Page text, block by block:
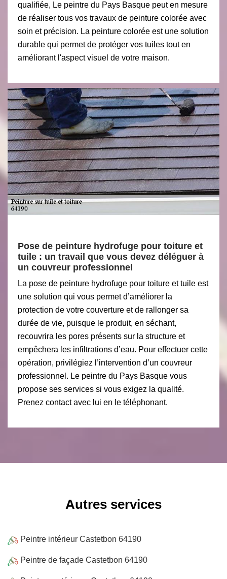
qualifiée, Le peintre du Pays Basque peut en mesure
de réaliser tous vos travaux de peinture colorée avec
soin et précision. La peinture colorée est une solution
durable qui permet de protéger vos tuiles tout en
améliorant l'aspect visuel de votre maison.
Pose de peinture hydrofuge pour toiture et
tuile : un travail que vous devez déléguer à
un couvreur professionnel
La pose de peinture hydrofuge pour toiture et tuile est
une solution qui vous permet d’améliorer la
protection de votre couverture et de rallonger sa
durée de vie, puisque le produit, en séchant,
recouvrira les pores présents sur la structure et
empêchera les infiltrations d’eau. Pour effectuer cette
opération, privilégiez l’intervention d’un couvreur
professionnel. Le peintre du Pays Basque vous
propose ses services si vous exigez la qualité.
Prenez contact avec lui en le téléphonant.
Autres services
Peintre intérieur Castetbon 64190
Peintre de façade Castetbon 64190